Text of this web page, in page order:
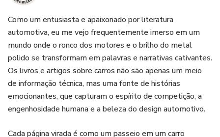
Como um entusiasta e apaixonado por literatura
automotiva, eu me vejo frequentemente imerso em um
mundo onde o ronco dos motores e o brilho do metal
polido se transformam em palavras e narrativas cativantes.
Os livros e artigos sobre carros não são apenas um meio
de informação técnica, mas uma fonte de histórias
emocionantes, que capturam o espírito de competição, a
engenhosidade humana e a beleza do design automotivo.
Cada página virada é como um passeio em um carro